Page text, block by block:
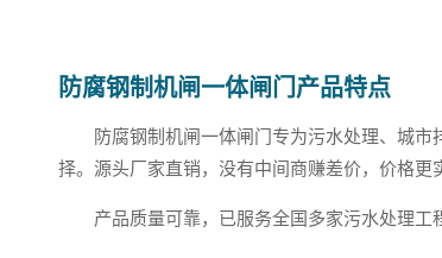
防腐钢制机闸一体闸门产品特点
防腐钢制机闸一体闸门专为污水处理、城
择。源头厂家直销，没有中间商赚差价，价格更
产品质量可靠，已服务全国多家污水处理